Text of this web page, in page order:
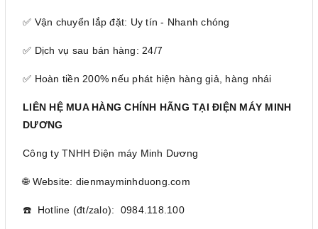
✅ Vận chuyển lắp đặt: Uy tín - Nhanh chóng
✅ Dịch vụ sau bán hàng: 24/7
✅ Hoàn tiền 200% nếu phát hiện hàng giả, hàng nhái
LIÊN HỆ MUA HÀNG CHÍNH HÃNG TẠI ĐIỆN MÁY MINH
DƯƠNG
Công ty TNHH Điện máy Minh Dương
🌐 Website: dienmayminhduong.com
☎️ Hotline (đt/zalo): 0984.118.100